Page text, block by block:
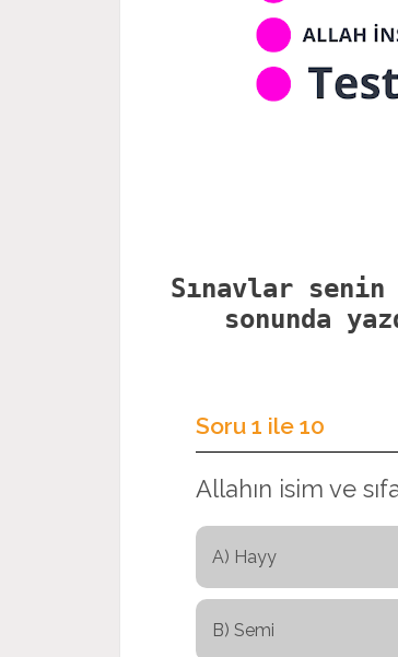
Sınavlar
sonunda
Soru 1 ile 10
Allahın isim ve
A) Hayy
B) Semi